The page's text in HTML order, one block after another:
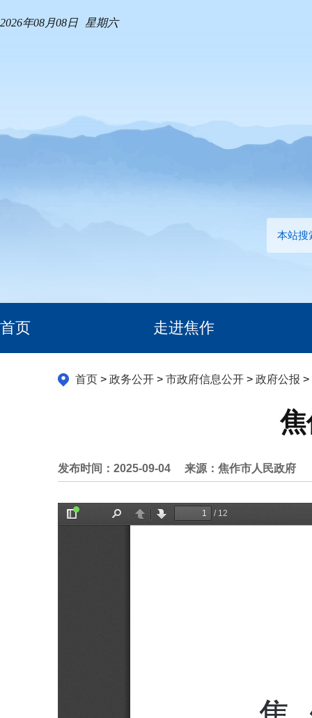
2026年08月08日 星期六
本站搜
首页 走进焦作
首页> 政务公开> 市政府信息公开> 政府公报 >
焦
发布时间：2025-09-04 来源：焦作市人民政府